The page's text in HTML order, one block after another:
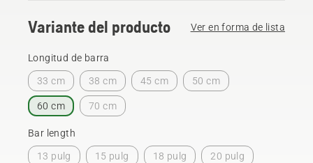
Variante del producto Ver en forma de lista
Longitud de barra
33 cm 38 cm 45 cm 50 cm
60 cm 70 cm
Bar length
13 pulg 15 pulg 18 pulg 20 pulg